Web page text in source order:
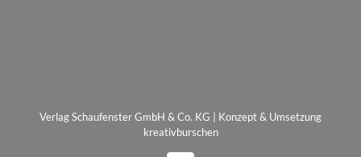
Verlag Schaufenster GmbH & Co. KG | Konzept & Umsetzung
kreativburschen